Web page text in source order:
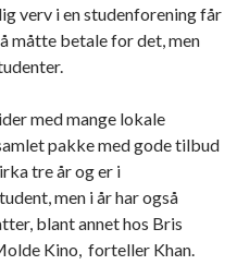
verv i en studenforening får
måtte betale for det, men
med mange lokale
pakke med gode tilbud
tre år og er i
men i år har også
blant annet hos Bris
Kino, forteller Khan.